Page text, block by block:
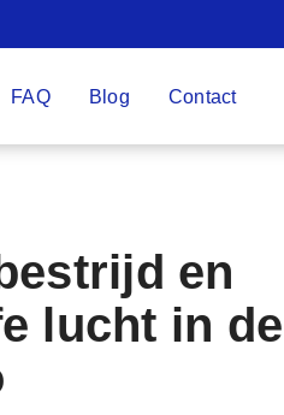
FAQ Blog Contact
en
lucht in de